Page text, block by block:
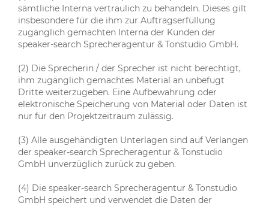
sämtliche Interna vertraulich zu behandeln. Dieses gilt
insbesondere für die ihm zur Auftragserfüllung
zugänglich gemachten Interna der Kunden der
speaker-search Sprecheragentur & Tonstudio GmbH.
(2) Die Sprecherin / der Sprecher ist nicht berechtigt,
ihm zugänglich gemachtes Material an unbefugt
Dritte weiterzugeben. Eine Aufbewahrung oder
elektronische Speicherung von Material oder Daten ist
nur für den Projektzeitraum zulässig.
(3) Alle ausgehändigten Unterlagen sind auf Verlangen
der speaker-search Sprecheragentur & Tonstudio
GmbH unverzüglich zurück zu geben.
(4) Die speaker-search Sprecheragentur & Tonstudio
GmbH speichert und verwendet die Daten der